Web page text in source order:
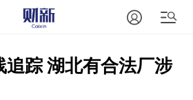
追踪 湖北有合法厂涉